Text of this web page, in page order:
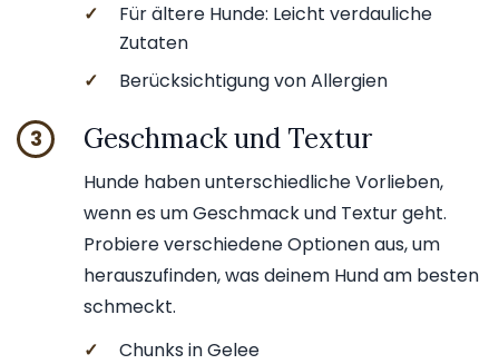
✓
Für ältere Hunde: Leicht verdauliche
Zutaten
✓
Berücksichtigung von Allergien
3 Geschmack und Textur
Hunde haben unterschiedliche Vorlieben,
wenn es um Geschmack und Textur geht.
Probiere verschiedene Optionen aus, um
herauszufinden, was deinem Hund am besten
schmeckt.
✓
Chunks in Gelee